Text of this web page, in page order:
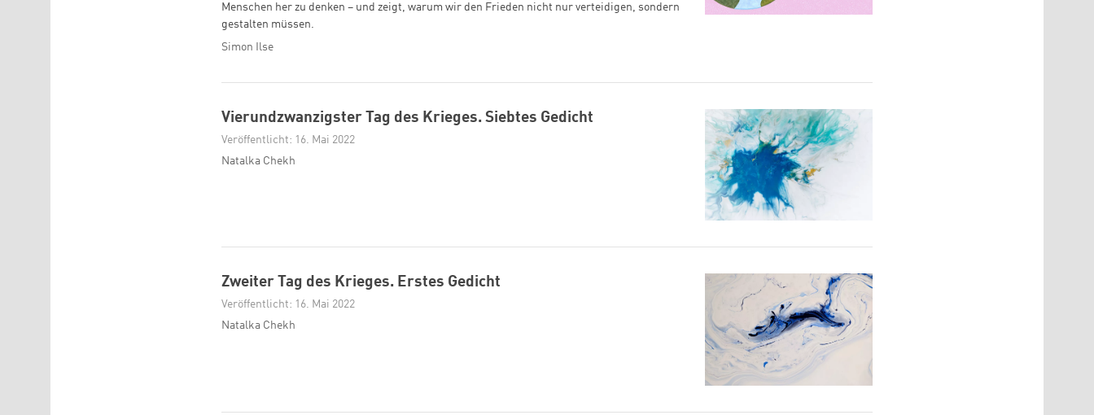
Menschen her zu denken – und zeigt, warum wir den Frieden nicht nur verteidigen, sondern
gestalten müssen.
Simon Ilse
Vierundzwanzigster Tag des Krieges. Siebtes Gedicht
Veröffentlicht: 16. Mai 2022
Natalka Chekh
Zweiter Tag des Krieges. Erstes Gedicht
Veröffentlicht: 16. Mai 2022
Natalka Chekh